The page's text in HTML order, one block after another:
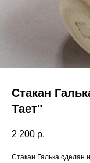
Стакан
Тает"
2 200 р.
Стакан Галька сделан